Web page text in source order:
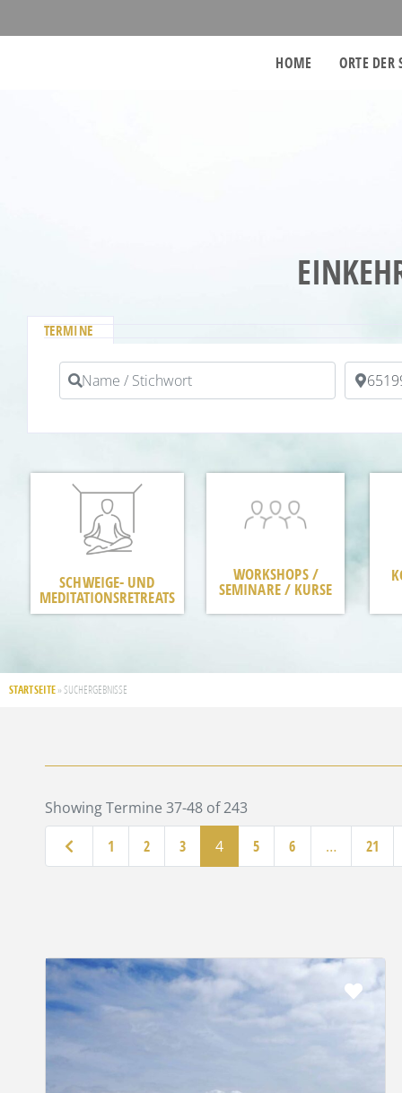
HOME ORTE DER
TERMINE
Name / Stichwort PLZ /
SCHWEIGE- UND
MEDITATIONSRETREATS
WORKSHOPS /
SEMINARE / KURSE
STARTSEITE » SUCHERGEBNISSE
Showing Termine 37-48 of 243
Neuere Beiträge
1 2 3 4 5 6 … 21